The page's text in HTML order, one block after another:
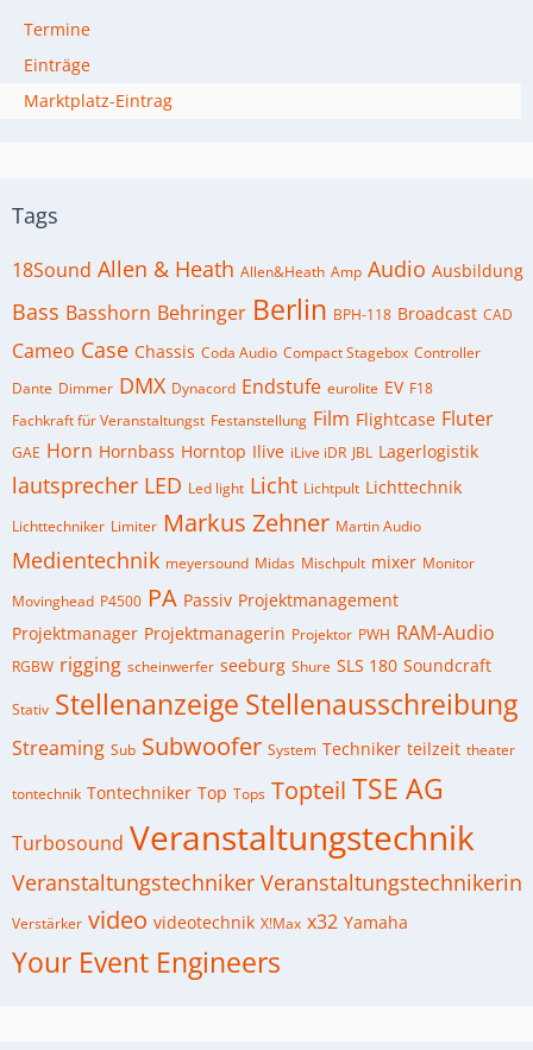
Termine
Einträge
Marktplatz-Eintrag
Tags
18Sound Allen & Heath Allen&Heath Amp Audio Ausbildung
Bass Basshorn Behringer Berlin BPH-118 Broadcast CAD
Cameo Case Chassis Coda Audio Compact Stagebox Controller
Dante Dimmer DMX Dynacord Endstufe eurolite EV F18
Fachkraft für Veranstaltungst Festanstellung Film Flightcase Fluter
GAE Horn Hornbass Horntop Ilive iLive iDR JBL Lagerlogistik
lautsprecher LED Led light Licht Lichtpult Lichttechnik
Lichttechniker Limiter Markus Zehner Martin Audio
Medientechnik meyersound Midas Mischpult mixer Monitor
Movinghead P4500 PA Passiv Projektmanagement
Projektmanager Projektmanagerin Projektor PWH RAM-Audio
RGBW rigging scheinwerfer seeburg Shure SLS 180 Soundcraft
Stativ Stellenanzeige Stellenausschreibung
Streaming Sub Subwoofer System Techniker teilzeit theater
tontechnik Tontechniker Top Tops Topteil TSE AG
Turbosound Veranstaltungstechnik
Veranstaltungstechniker Veranstaltungstechnikerin
Verstärker video videotechnik X!Max x32 Yamaha
Your Event Engineers